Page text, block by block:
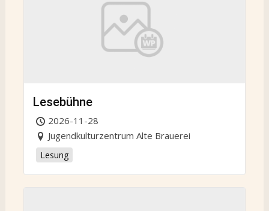
Lesebühne
2026-11-28
Jugendkulturzentrum Alte Brauerei
Lesung